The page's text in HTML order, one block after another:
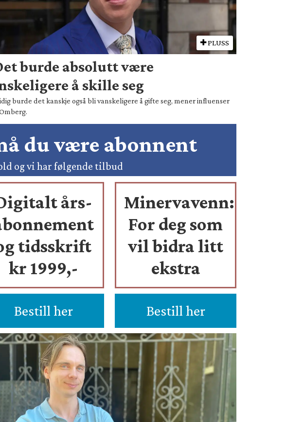
PLUSS
burde absolutt være
å skille seg
burde det kanskje også bli vanskeligere å gifte seg, mener influenser
du være abonnent
og vi har følgende tilbud
års-
tidsskrift
kr 1999,-
Bestill her
Minervavenn:
For deg som
vil bidra litt
ekstra
Bestill her